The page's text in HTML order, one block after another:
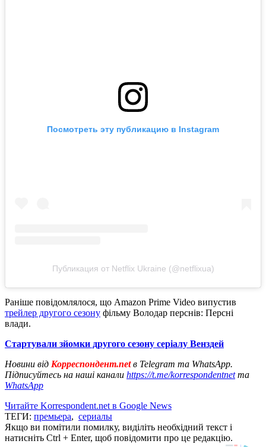
Посмотреть эту публикацию в Instagram
Публикация от Netflix Ukraine (@netflixua)
Раніше повідомлялося, що Amazon Prime Video випустив
трейлер другого сезону фільму Володар перснів: Персні
влади.
Стартували зйомки другого сезону серіалу Венздей
Новини від Корреспондент.netв Telegram та WhatsApp.
Підписуйтесь на наші канали https://t.me/korrespondentnetта
WhatsApp
Читайте Korrespondent.net в Google News
ТЕГИ: премьера, сериалы
Якщо ви помітили помилку, виділіть необхідний текст і
натисніть Ctrl + Enter, щоб повідомити про це редакцію.